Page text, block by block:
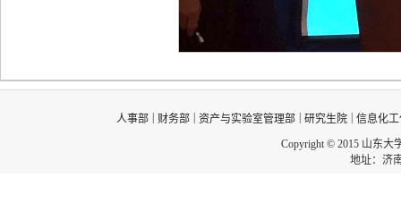
人事部 财务部 资产与实验室管理部 研究生院
信息化
Copyright © 2015 山东大
地址：济